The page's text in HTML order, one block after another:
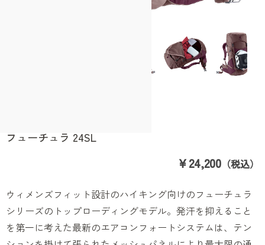
フューチュラ 24SL
￥24,200 （税込）
ウィメンズフィット設計のハイキング向けのフューチュラ
シリーズのトップローディングモデル。発汗を抑えること
を第一に考えた最新のエアコンフォートシステムは、テン